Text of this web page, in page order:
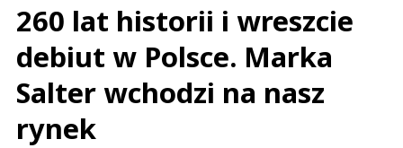
260 lat historii i wreszcie
debiut w Polsce. Marka
Salter wchodzi na nasz
rynek